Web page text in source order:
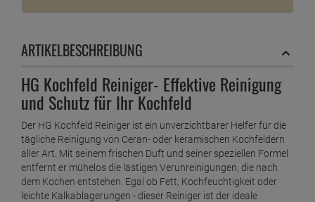
ARTIKELBESCHREIBUNG
HG Kochfeld Reiniger- Effektive Reinigung
und Schutz für Ihr Kochfeld
Der HG Kochfeld Reiniger ist ein unverzichtbarer Helfer für die
tägliche Reinigung von Ceran- oder keramischen Kochfeldern
aller Art. Mit seinem frischen Duft und seiner speziellen Formel
entfernt er mühelos die lästigen Verunreinigungen, die nach
dem Kochen entstehen. Egal ob Fett, Kochfeuchtigkeit oder
leichte Kalkablagerungen - dieser Reiniger ist der ideale